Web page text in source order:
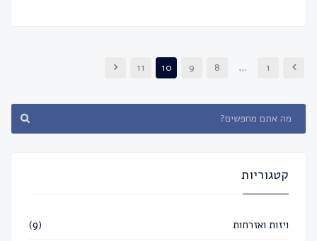
1
…
8
9
10
11
קטגוריות
ויזות ואזרחות (9)